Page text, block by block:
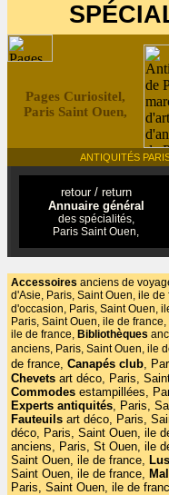
Pages Curiositel,
Paris Saint Ouen,
ANTIQUITÉS
retour / return
Annuaire général
des spécialités,
Paris Saint Ouen,
Accessoires anciens de
d'Asie, Paris, Saint Ouen, ile de
d'occasion, Paris, Saint Ouen,
Paris, Saint Ouen, ile de france,
ile de france, Bibliothèques
anciens, Paris, Saint Ouen, ile
de france, Canapés club,
Chevets art déco, Paris,
Commodes estampillées,
Experts antiquités, Paris,
Fauteuils art déco, Paris,
déco, Paris, Saint Ouen, ile
anciens, Paris, St Ouen, ile
Saint Ouen, ile de france,
Saint Ouen, ile de france,
Paris, Saint Ouen, ile de